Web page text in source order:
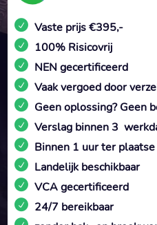
Vaste prijs €395,-
100% Risicovrij
NEN gecertificeerd
Vaak vergoed door
Geen oplossing? Geen
Verslag binnen 3
Binnen 1 uur ter plaatse
Landelijk beschikbaar
VCA gecertificeerd
24/7 bereikbaar